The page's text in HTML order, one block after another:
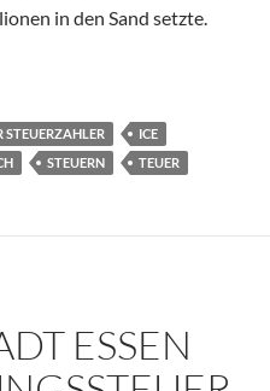
in den Sand setzte.
nutzlose Wurmkur für den
STEUERZAHLER
ICE
STEUERN TEUER
ESSEN